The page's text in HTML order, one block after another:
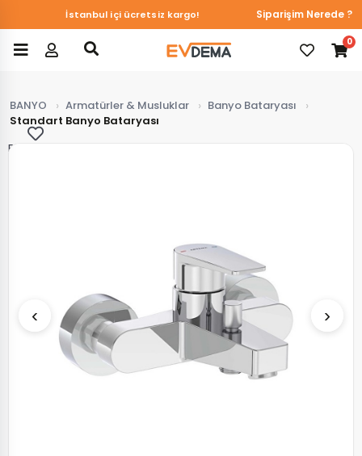
İstanbul içi ücretsiz kargo! Siparişim Nerede ?
Favorilerim
0
BANYO Armatürler & Musluklar
Banyo Bataryası
Standart Banyo Bataryası
‹ ›